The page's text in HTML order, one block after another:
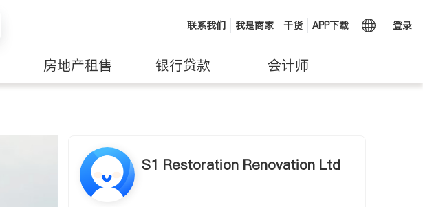
联系我们 我是商家 干货 APP下载 登录
房地产租售 银行贷款 会计师
S1 Restoration Renovation Ltd